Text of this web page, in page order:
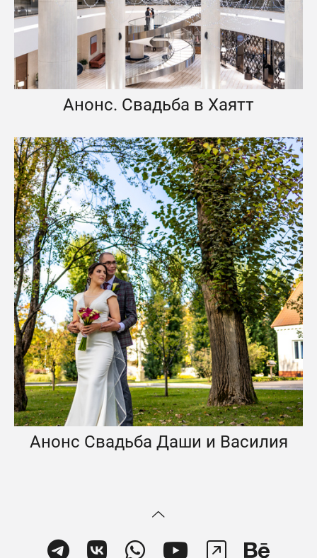
Анонс. Свадьба в Хаятт
Анонс Свадьба Даши и Василия